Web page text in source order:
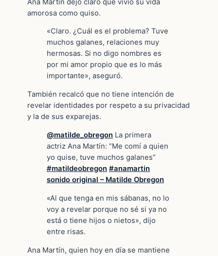
Ana Martín dejó claro que vivió su vida
amorosa como quiso.
«Claro. ¿Cuál es el problema? Tuve
muchos galanes, relaciones muy
hermosas. Si no digo nombres es
por mi amor propio que es lo más
importante», aseguró.
También recalcó que no tiene intención de
revelar identidades por respeto a su privacidad
y la de sus exparejas.
@matilde_obregon La primera
actriz Ana Martín: “Me comí a quien
yo quise, tuve muchos galanes”
#matildeobregon #anamartin
sonido original – Matilde Obregon
«Al que tenga en mis sábanas, no lo
voy a revelar porque no sé si ya no
está o tiene hijos o nietos», dijo
entre risas.
Ana Martín, quien hoy en día se mantiene